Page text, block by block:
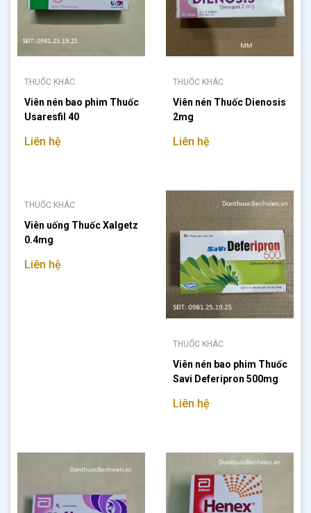
THUỐC KHÁC
Viên nén bao phim Thuốc
Usaresfil 40
Liên hệ
THUỐC KHÁC
Viên nén Thuốc Dienosis
2mg
Liên hệ
THUỐC KHÁC
Viên uống Thuốc Xalgetz
0.4mg
Liên hệ
THUỐC KHÁC
Viên nén bao phim Thuốc
Savi Deferipron 500mg
Liên hệ